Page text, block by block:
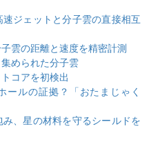
ジェットと分子雲の直接相互
雲の距離と速度を精密計測
められた分子雲
コアを初検出
ールの証拠？「おたまじゃく
、星の材料を守るシールドを